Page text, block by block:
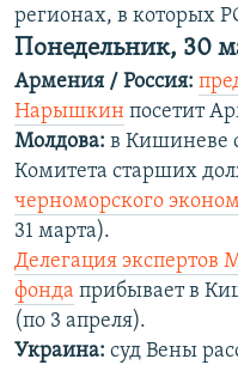
Все сайты Радио
регионах, в которых
Понедельник, 30
Армения / Россия:
Нарышкин посетит
Молдова: в Кишиневе
Комитета старших
черноморского
31 марта).
Делегация экспертов
фонда прибывает в
(по 3 апреля).
Украина: суд Вены